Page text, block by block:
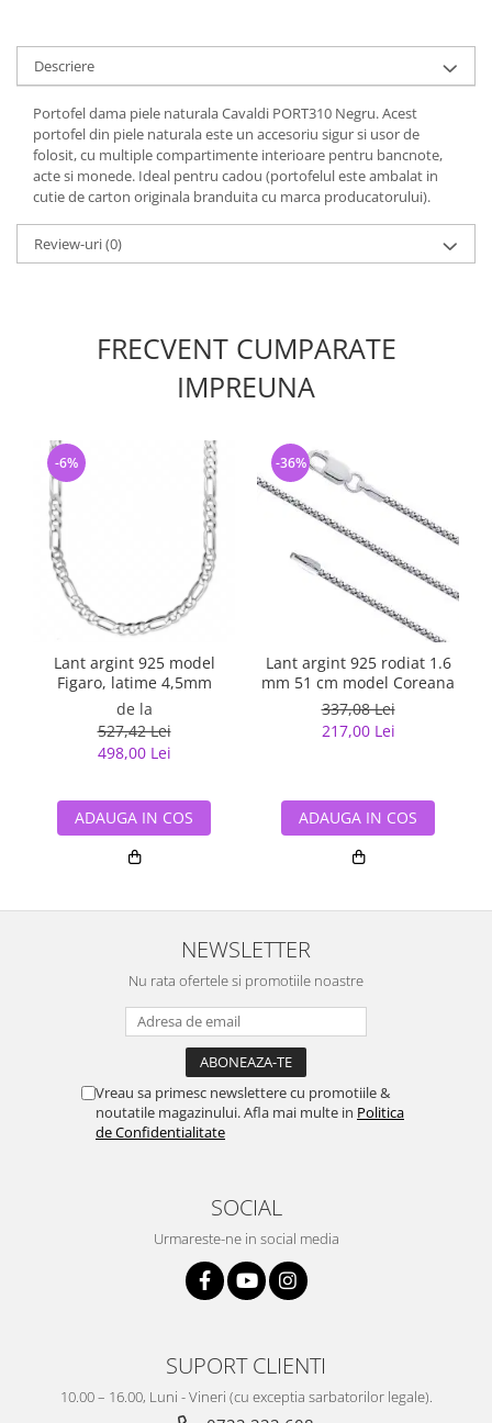
Descriere
Portofel dama piele naturala Cavaldi PORT310 Negru. Acest
portofel din piele naturala este un accesoriu sigur si usor de
folosit, cu multiple compartimente interioare pentru bancnote,
acte si monede. Ideal pentru cadou (portofelul este ambalat in
cutie de carton originala branduita cu marca producatorului).
Review-uri(0)
FRECVENT CUMPARATE
IMPREUNA
Lant argint 925 model
Figaro, latime 4,5mm
de la
527,42 Lei
498,00 Lei
-6%
ADAUGA IN COS
Lant argint 925 rodiat 1.6
mm 51 cm model Coreana
337,08 Lei
217,00 Lei
-36%
ADAUGA IN COS
NEWSLETTER
Nu rata ofertele si promotiile noastre
Vreau sa primesc newslettere cu promotiile &
noutatile magazinului. Afla mai multe in Politica
de Confidentialitate
SOCIAL
Urmareste-ne in social media
SUPORT CLIENTI
10.00 – 16.00, Luni - Vineri (cu exceptia sarbatorilor legale).